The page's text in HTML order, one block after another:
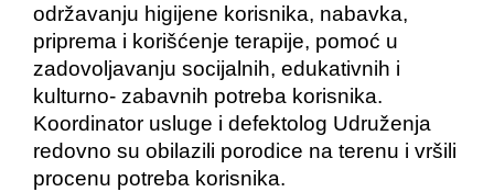
održavanju higijene korisnika, nabavka,
priprema i korišćenje terapije, pomoć u
zadovoljavanju socijalnih, edukativnih i
kulturno- zabavnih potreba korisnika.
Koordinator usluge i defektolog Udruženja
redovno su obilazili porodice na terenu i vršili
procenu potreba korisnika.